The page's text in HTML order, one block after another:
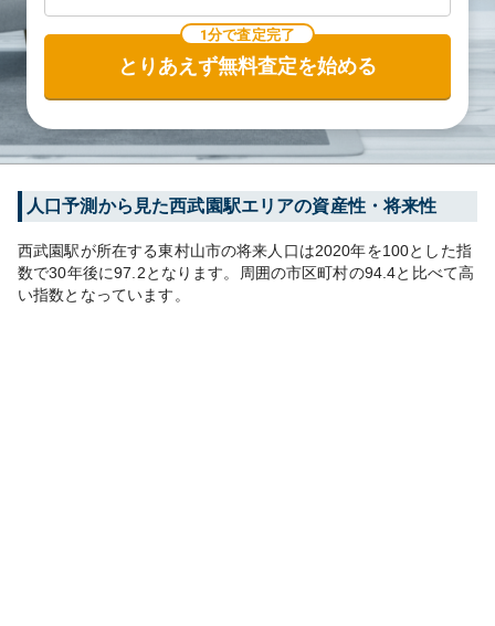
1分で査定完了
とりあえず無料査定を始める
人口予測から見た西武園駅エリアの資産性・将来性
西武園駅が所在する東村山市の将来人口は2020年を100とした指
数で30年後に97.2となります。 周囲の市区町村の94.4と比べて高
い指数となっています。